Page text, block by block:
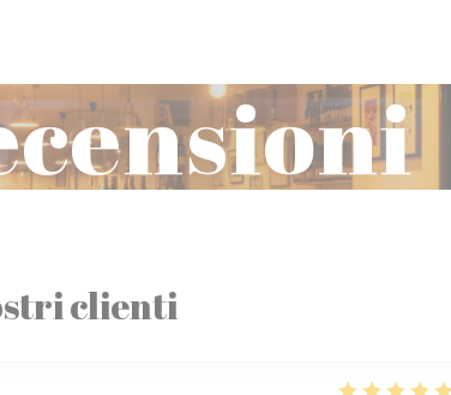
clienti